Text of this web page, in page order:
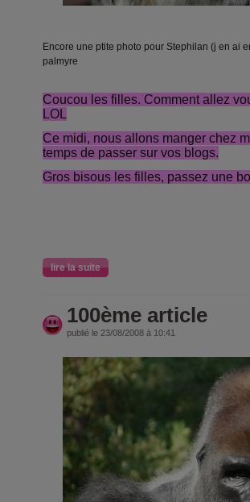
Encore une ptite photo pour Stephilan (j en ai
palmyre
Coucou les filles. Comment allez
LOL
Ce midi, nous allons manger chez
temps de passer sur vos blogs.
Gros bisous les filles, passez une
lire la suite
100ème article
publié le 23/08/2008 à 10:41